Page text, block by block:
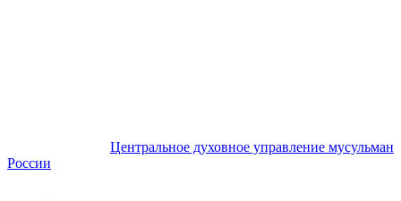
Центральное духовное управление мусульман
России